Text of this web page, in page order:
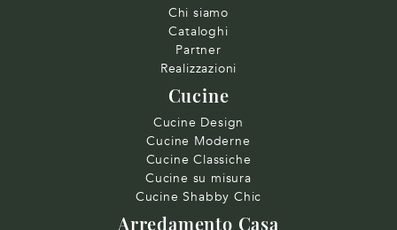
Chi siamo
Cataloghi
Partner
Realizzazioni
Cucine
Cucine Design
Cucine Moderne
Cucine Classiche
Cucine su misura
Cucine Shabby Chic
Arredamento Casa